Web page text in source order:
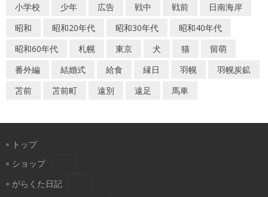
小学校
少年 広告 戦中 戦前
日南海岸
昭和
昭和20年代 昭和30年代
昭和40年代
昭和60年代
札幌 東京 犬 猫
留萌
番外編
結婚式 給食 縁日 羽幌
羽幌炭鉱
苫前
苫前町 遠別 遠足 馬車
トップ
ショップ
がらくた日記